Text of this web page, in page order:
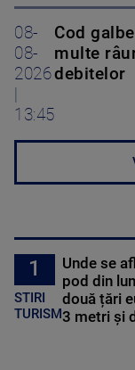
08-
08-
2026
13:45
Cod
multe
debitelor
1
STIRI
TURISM
Unde se
pod din
două țări
3 metri și